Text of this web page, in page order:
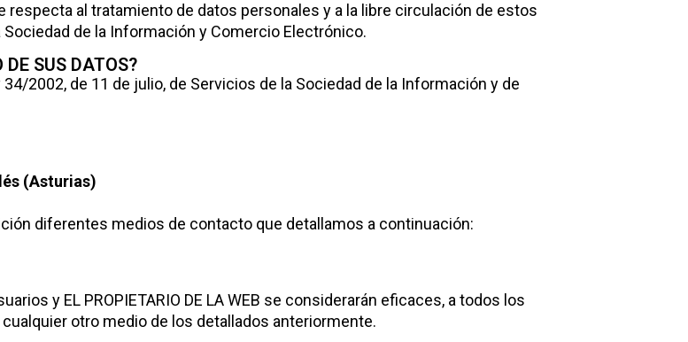
al tratamiento de datos personales y a la libre circulación de estos
de la Información y Comercio Electrónico.
DE SUS DATOS?
34/2002, de 11 de julio, de Servicios de la Sociedad de la Información y de
(Asturias)
diferentes medios de contacto que detallamos a continuación:
y EL PROPIETARIO DE LA WEB se considerarán eficaces, a todos los
otro medio de los detallados anteriormente.